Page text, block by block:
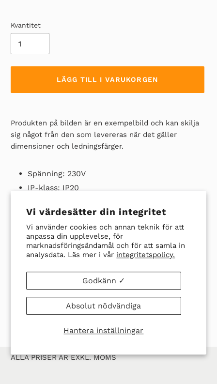
Vi värdesätter din integritet
Vi använder cookies och annan teknik för att
anpassa din upplevelse, för
marknadsföringsändamål och för att samla in
analysdata. Läs mer i vår integritetspolicy.
Hantera inställningar
Godkänn ✓
Absolut nödvändiga
Kvantitet
LÄGG TILL I VARUKORGEN
till
produkten
Produkten på bilden är en exempelbild och kan skilja
sig något från den som levereras när det gäller
dimensioner och ledningsfärger.
Spänning: 230V
IP-klass: IP20
Ladda ner datablad här
FACEBOOK
TWITTRA TWITTRA
TWITTER
ALLA PRISER ÄR EXKL. MOMS